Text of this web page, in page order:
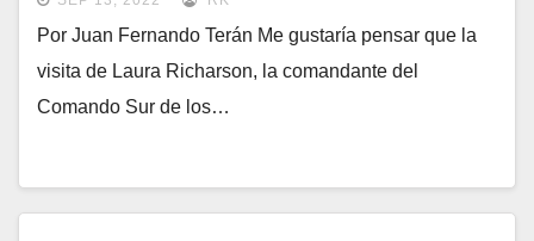
Por Juan Fernando Terán Me gustaría pensar que la
visita de Laura Richarson, la comandante del
Comando Sur de los…